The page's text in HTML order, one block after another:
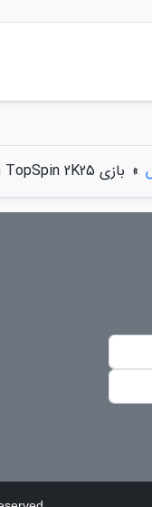
» بازی TopSpin 2K25 اردیبهشت ماه منتشر می گردد؛ تریلر آن را دیدن کنید